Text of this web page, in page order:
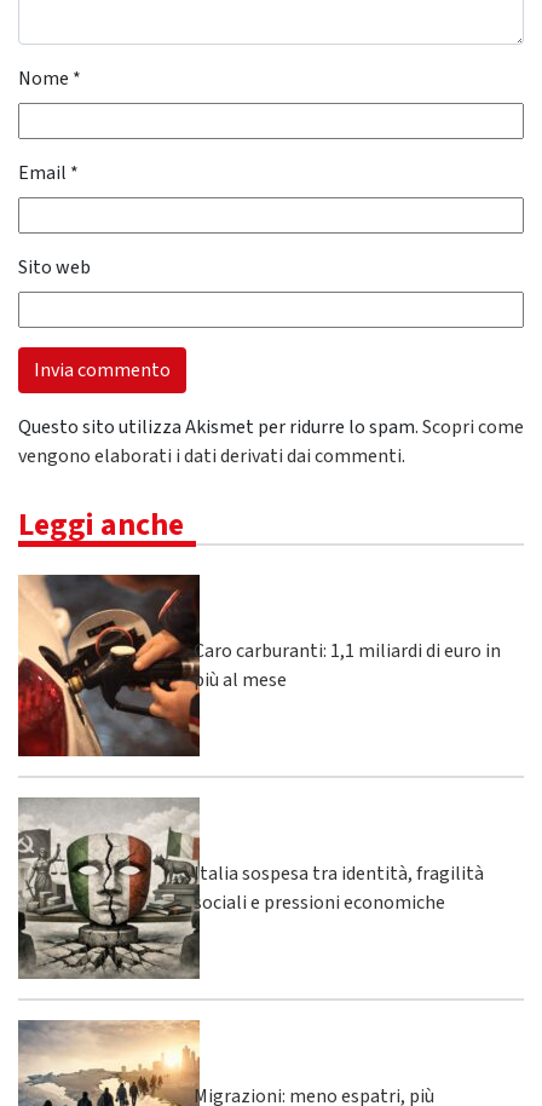
Nome *
Email *
Sito web
Questo sito utilizza Akismet per ridurre lo spam.Scopri come
vengono elaborati i dati derivati dai commenti.
Leggi anche
Caro carburanti: 1,1 miliardi di euro in
più al mese
Italia sospesa tra identità, fragilità
sociali e pressioni economiche
Migrazioni: meno espatri, più